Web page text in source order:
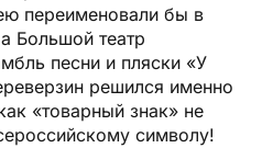
переименовали бы в
Большой театр
песни и пляски «У
решился именно
«товарный знак» не
символу!